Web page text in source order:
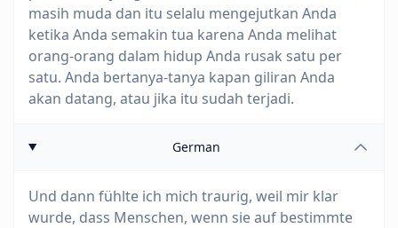
masih muda dan itu selalu mengejutkan Anda
ketika Anda semakin tua karena Anda melihat
orang-orang dalam hidup Anda rusak satu per
satu. Anda bertanya-tanya kapan giliran Anda
akan datang, atau jika itu sudah terjadi.
German
Und dann fühlte ich mich traurig, weil mir klar
wurde, dass Menschen, wenn sie auf bestimmte